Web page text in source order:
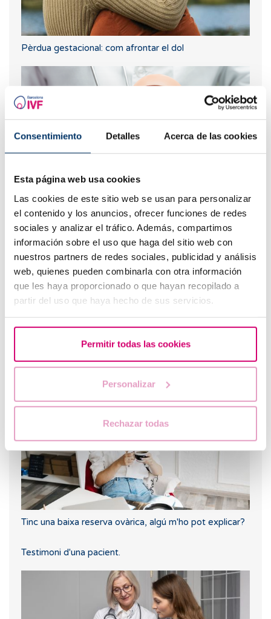
Consentimiento Detalles Acerca de las cookies
Esta página web usa cookies
Las cookies de este sitio web se usan para personalizar
el contenido y los anuncios, ofrecer funciones de redes
sociales y analizar el tráfico. Además, compartimos
información sobre el uso que haga del sitio web con
nuestros partners de redes sociales, publicidad y análisis
web, quienes pueden combinarla con otra información
que les haya proporcionado o que hayan recopilado a
partir del uso que haya hecho de sus servicios.
Permitir todas las cookies
Personalizar
Rechazar todas
Pèrdua gestacional: com afrontar el dol
Embaràs ectòpic, existeix risc després d'una FIV?
gruixut?
Tinc una baixa reserva ovàrica, algú m'ho pot explicar?
Testimoni d'una pacient.